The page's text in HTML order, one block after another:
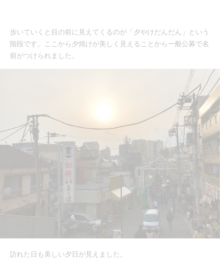
歩いていくと目の前に見えてくるのが「夕やけだんだん」という
階段です。ここから夕焼けが美しく見えることから一般公募で名
前がつけられました。
訪れた日も美しい夕日が見えました。